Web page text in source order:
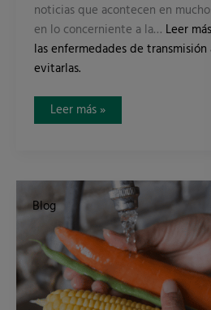
noticias que acontecen en
en lo concerniente a la… Leer más
las enfermedades de
evitarlas.
Leer más »
Blog
Factores
implicados
en
las
enfermedades
de
transmisión
alimentaria.
Estos
son
los